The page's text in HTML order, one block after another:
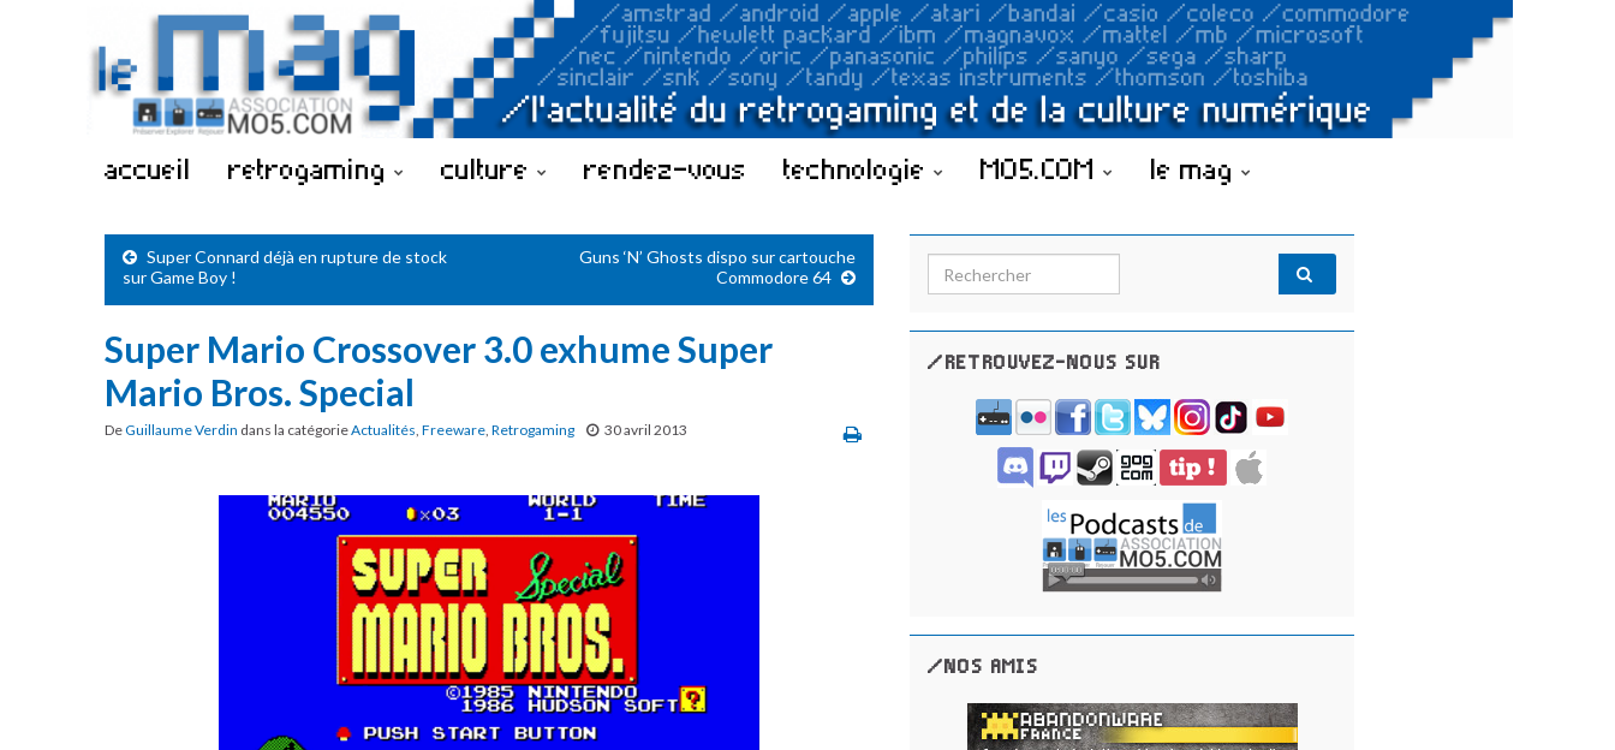
accueil retrogaming culture rendez-vous technologie MO5.COM le mag
Super Connard déjà en rupture de stock
sur Game Boy !
Guns ‘N’ Ghosts dispo sur cartouche
Commodore 64
Super Mario Crossover 3.0 exhume Super
Mario Bros. Special
DeGuillaume Verdin dans la catégorieActualités, Freeware, Retrogaming 30 avril 2013
Search for:
/RETROUVEZ-NOUS SUR
/NOS AMIS